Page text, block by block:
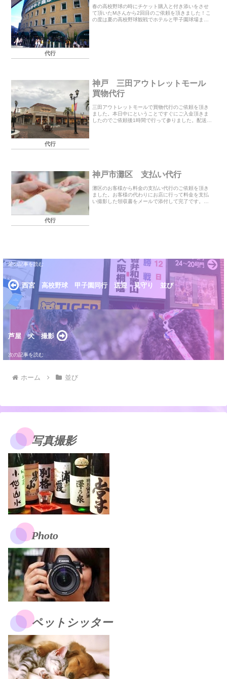
代行
春の高校野球の時にチケット購入と付き添いをさせ
て頂いたMさんから2回目のご依頼を頂きました！こ
の度は夏の高校野球観戦でホテルと甲子園球場まで
代行
神戸 三田アウトレットモール
買物代行
三田アウトレットモールで買物代行のご依頼を頂き
ました。本日中にということですぐにご入金頂きま
したのでご依頼後1時間で行って参りました。配送を
代行
神戸市灘区 支払い代行
灘区のお客様から料金の支払い代行のご依頼を頂き
ました。お客様の代わりにお店に行って料金を支払
い撮影した領収書をメールで添付して完了です。こ
西宮 高校野球 甲子園同行 送迎 見守り 並び
芦屋 犬 撮影
ホーム 並び
写真撮影
Photo
ペットシッター